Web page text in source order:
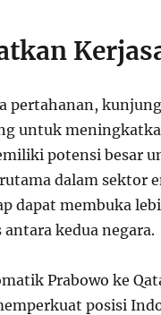
pertahanan,
untuk
potensi besar
dalam sektor
dapat membuka
kedua negara.
Prabowo ke
posisi